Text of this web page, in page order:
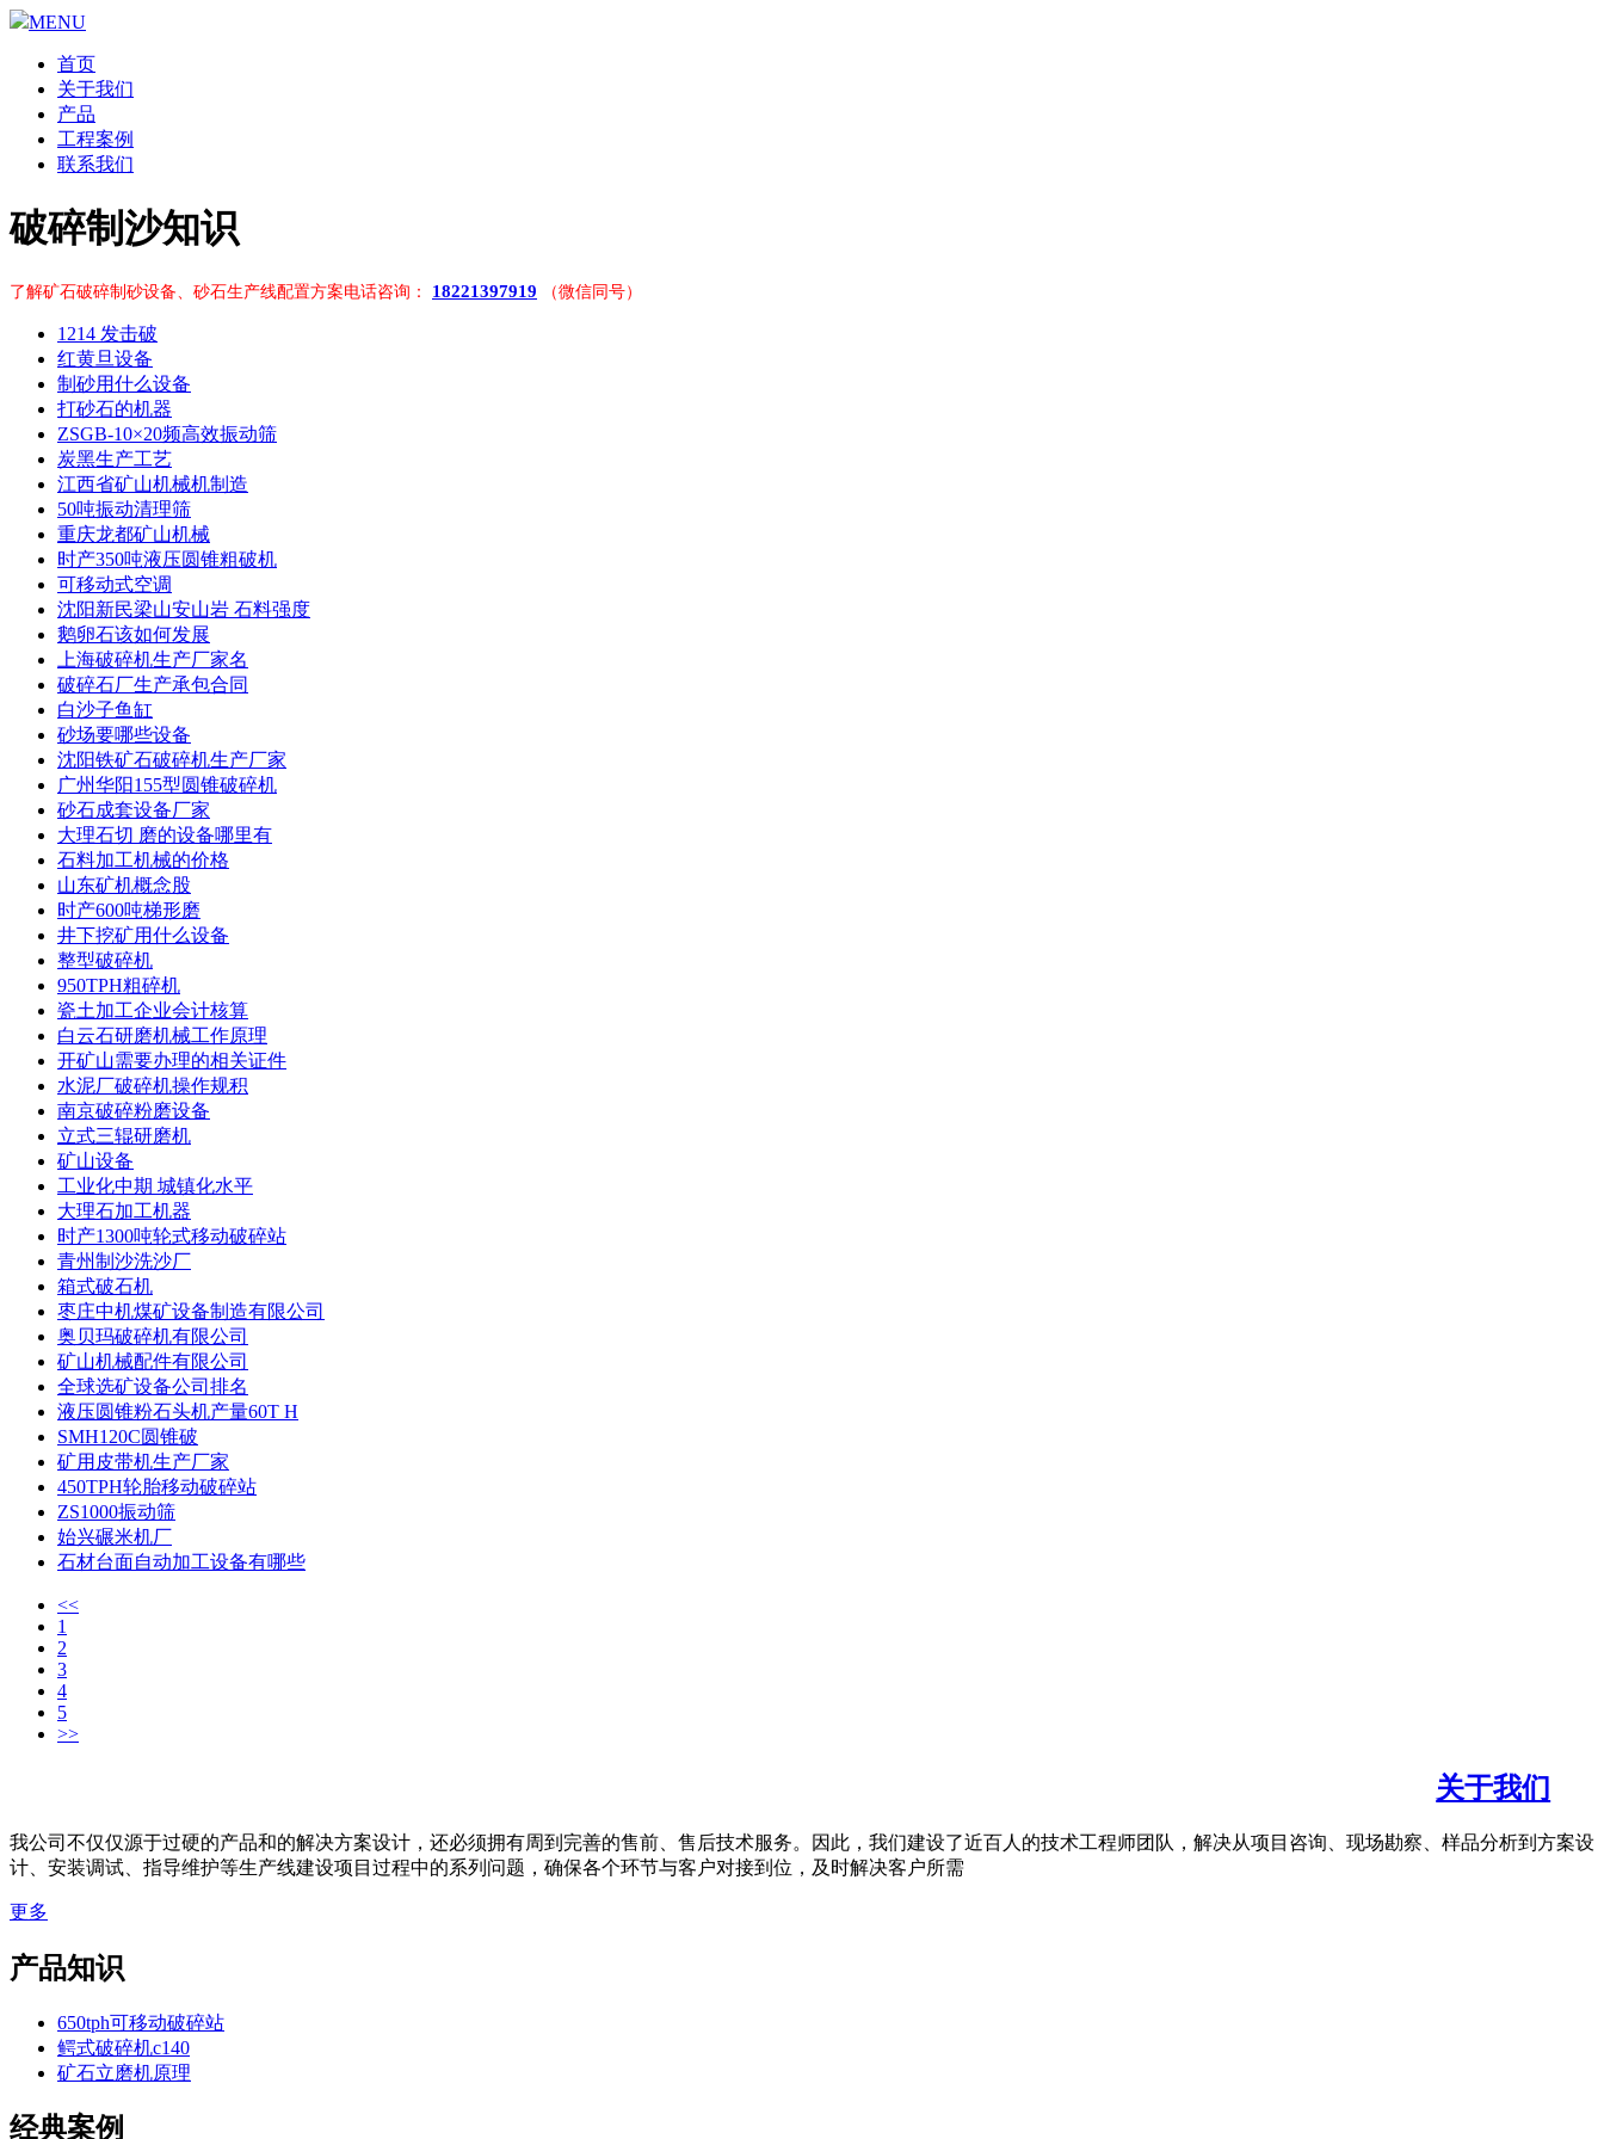
MENU
首页
关于我们
产品
工程案例
联系我们
破碎制沙知识
了解矿石破碎制砂设备、砂石生产线配置方案电话咨询： 18221397919 （微信同号）
1214 发击破
红黄旦设备
制砂用什么设备
打砂石的机器
ZSGB-10×20频高效振动筛
炭黑生产工艺
江西省矿山机械机制造
50吨振动清理筛
重庆龙都矿山机械
时产350吨液压圆锥粗破机
可移动式空调
沈阳新民梁山安山岩 石料强度
鹅卵石该如何发展
上海破碎机生产厂家名
破碎石厂生产承包合同
白沙子鱼缸
砂场要哪些设备
沈阳铁矿石破碎机生产厂家
广州华阳155型圆锥破碎机
砂石成套设备厂家
大理石切 磨的设备哪里有
石料加工机械的价格
山东矿机概念股
时产600吨梯形磨
井下挖矿用什么设备
整型破碎机
950TPH粗碎机
瓷土加工企业会计核算
白云石研磨机械工作原理
开矿山需要办理的相关证件
水泥厂破碎机操作规积
南京破碎粉磨设备
立式三辊研磨机
矿山设备
工业化中期 城镇化水平
大理石加工机器
时产1300吨轮式移动破碎站
青州制沙洗沙厂
箱式破石机
枣庄中机煤矿设备制造有限公司
奥贝玛破碎机有限公司
矿山机械配件有限公司
全球选矿设备公司排名
液压圆锥粉石头机产量60T H
SMH120C圆锥破
矿用皮带机生产厂家
450TPH轮胎移动破碎站
ZS1000振动筛
始兴碾米机厂
石材台面自动加工设备有哪些
<<
1
2
3
4
5
>>
关于我们
我公司不仅仅源于过硬的产品和的解决方案设计，还必须拥有周到完善的售前、售后技术服务。因此，我们建设了近百人的技术工程师团队，解决从项目咨询、现场勘察、样品分析到方案设
计、安装调试、指导维护等生产线建设项目过程中的系列问题，确保各个环节与客户对接到位，及时解决客户所需
更多
产品知识
650tph可移动破碎站
鳄式破碎机c140
矿石立磨机原理
经典案例